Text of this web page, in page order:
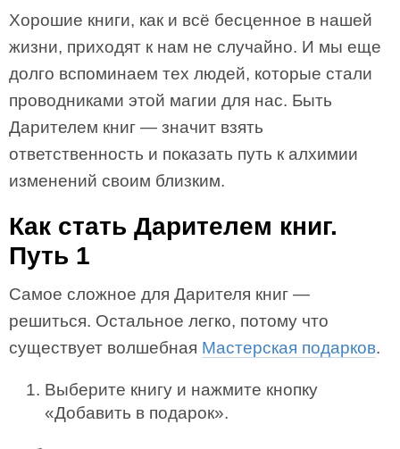
Хорошие книги, как и всё бесценное в нашей
жизни, приходят к нам не случайно. И мы еще
долго вспоминаем тех людей, которые стали
проводниками этой магии для нас. Быть
Дарителем книг — значит взять
ответственность и показать путь к алхимии
изменений своим близким.
Как стать Дарителем книг.
Путь 1
Самое сложное для Дарителя книг —
решиться. Остальное легко, потому что
существует волшебная Мастерская подарков.
Выберите книгу и нажмите кнопку
«Добавить в подарок».